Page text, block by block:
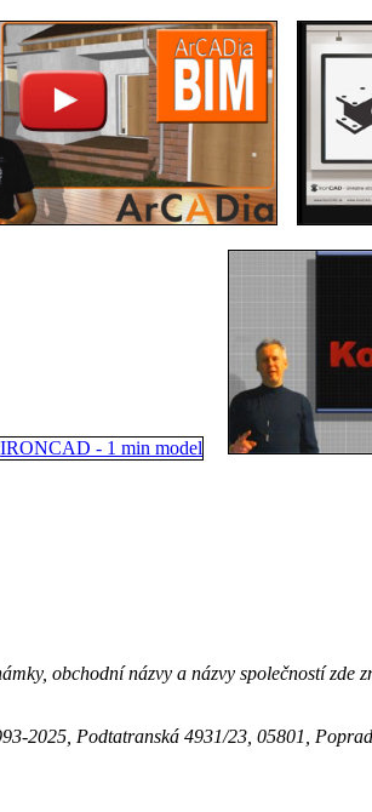
obchodní názvy a názvy společností
2025, Podtatranská 4931/23, 05801,